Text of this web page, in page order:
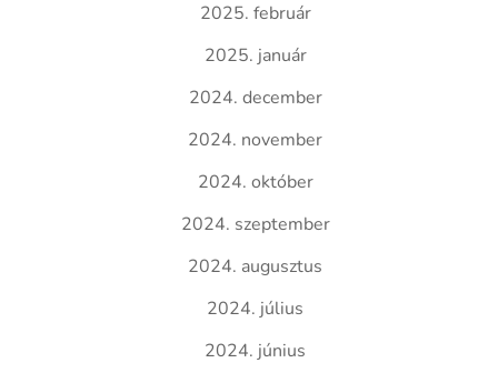
2025. február
2025. január
2024. december
2024. november
2024. október
2024. szeptember
2024. augusztus
2024. július
2024. június